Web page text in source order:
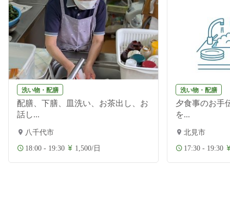
洗い物・配膳
配膳、下膳、皿洗い、お茶出し、お
話し...
八千代市
18:00 - 19:30 1,500/日
洗い物・配膳
夕食事のお手
を...
北見市
17:30 - 19:30